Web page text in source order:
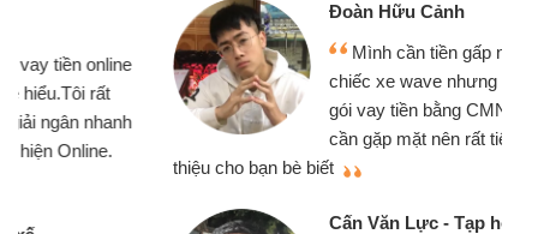
Đoàn Hữu Cảnh
Mình cần tiền gấp nên định cầm cố
chiếc xe wave nhưng thật may đã có
gói vay tiền bằng CMND online không
cần gặp mặt nên rất tiện lợi, sẽ giới
thiệu cho bạn bè biết
Cấn Văn Lực - Tạp hóa